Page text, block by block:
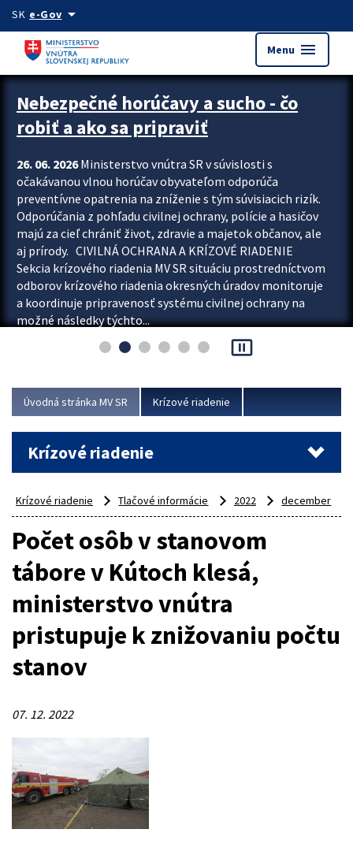
Preskocit na hlavný obsah
SK e-Govarrow_drop_down
Menu menu
Zastavit automatický posun upútavok
Nebezpečné horúčavy a sucho - čo
robiť a ako sa pripraviť
26. 06. 2026Ministerstvo vnútra SR v súvislosti s
očakávanou vlnou horúčav obyvateľom odporúča
preventívne opatrenia na zníženie s tým súvisiacich rizík.
Odporúčania z pohľadu civilnej ochrany, polície a hasičov
majú za cieľ chrániť život, zdravie a majetok občanov, ale
aj prírody. CIVILNÁ OCHRANA A KRÍZOVÉ RIADENIE
Sekcia krízového riadenia MV SR situáciu prostredníctvom
odborov krízového riadenia okresných úradov monitoruje
a koordinuje pripravenosť systému civilnej ochrany na
možné následky týchto...
pause_presentation
Úvodná stránka MV SR Krízové riadenie
Krízové riadenie
Krízové riadenie Tlačové informácie 2022 december
Počet osôb v stanovom
tábore v Kútoch klesá,
ministerstvo vnútra
pristupuje k znižovaniu počtu
stanov
07. 12. 2022